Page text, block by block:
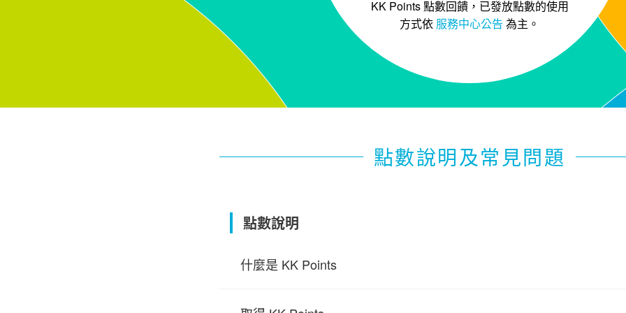
KK Points 點數回饋，已發放點數的使用
方式依 服務中心公告 為主。
點數說明及常見問題
點數說明
什麼是 KK Points